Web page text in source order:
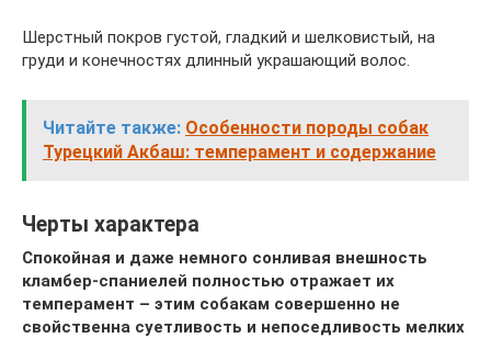
Шерстный покров густой, гладкий и шелковистый, на
груди и конечностях длинный украшающий волос.
Читайте также: Особенности породы собак
Турецкий Акбаш: темперамент и содержание
Черты характера
Спокойная и даже немного сонливая внешность
кламбер-спаниелей полностью отражает их
темперамент – этим собакам совершенно не
свойственна суетливость и непоседливость мелких